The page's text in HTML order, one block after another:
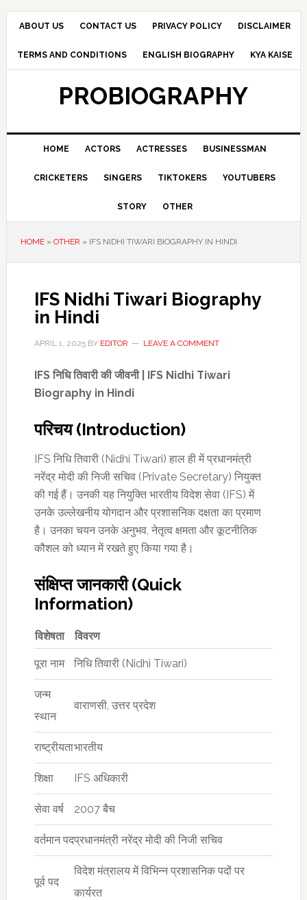
Skip
navigation
Skip
content
Skip
sidebar
ABOUT US CONTACT US PRIVACY POLICY DISCLAIMER
TERMS AND CONDITIONS ENGLISH BIOGRAPHY KYA KAISE
PROBIOGRAPHY
HOME ACTORS ACTRESSES BUSINESSMAN
CRICKETERS SINGERS TIKTOKERS YOUTUBERS
STORY OTHER
HOME» OTHER » IFS NIDHI TIWARI BIOGRAPHY IN HINDI
IFS Nidhi Tiwari Biography
in Hindi
APRIL 1, 2025BY EDITOR LEAVE A COMMENT
IFS निधि तिवारी की जीवनी | IFS Nidhi Tiwari
Biography in Hindi
परिचय (Introduction)
IFS निधि तिवारी (Nidhi Tiwari) हाल ही में प्रधानमंत्री
नरेंद्र मोदी की निजी सचिव (Private Secretary) नियुक्त
की गई हैं। उनकी यह नियुक्ति भारतीय विदेश सेवा (IFS) में
उनके उल्लेखनीय योगदान और प्रशासनिक दक्षता का प्रमाण
है। उनका चयन उनके अनुभव, नेतृत्व क्षमता और कूटनीतिक
कौशल को ध्यान में रखते हुए किया गया है।
संक्षिप्त जानकारी (Quick
Information)
विशेषता विवरण
पूरा नाम निधि तिवारी (Nidhi Tiwari)
जन्म
स्थान
वाराणसी, उत्तर प्रदेश
राष्ट्रीयताभारतीय
शिक्षा IFS अधिकारी
सेवा वर्ष 2007 बैच
वर्तमान पदप्रधानमंत्री नरेंद्र मोदी की निजी सचिव
पूर्व पद
विदेश मंत्रालय में विभिन्न प्रशासनिक पदों पर
कार्यरत